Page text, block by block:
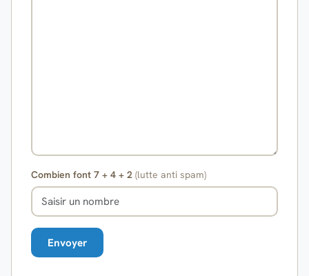
Combien font 7 + 4 + 2 (lutte anti spam)